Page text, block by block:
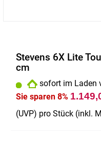
Stevens 6X Lite
cm
sofort im Laden
Sie sparen 8%
(UVP) pro Stück (inkl.